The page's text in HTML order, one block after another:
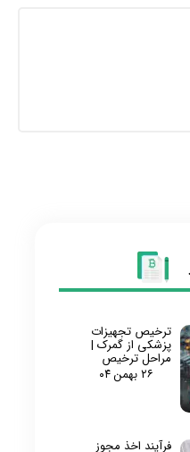
ترخیص تجهیزات
پزشکی از گمرک |
مراحل ترخیص
۲۶ بهمن ۰۴
فرآیند اخذ مجوز